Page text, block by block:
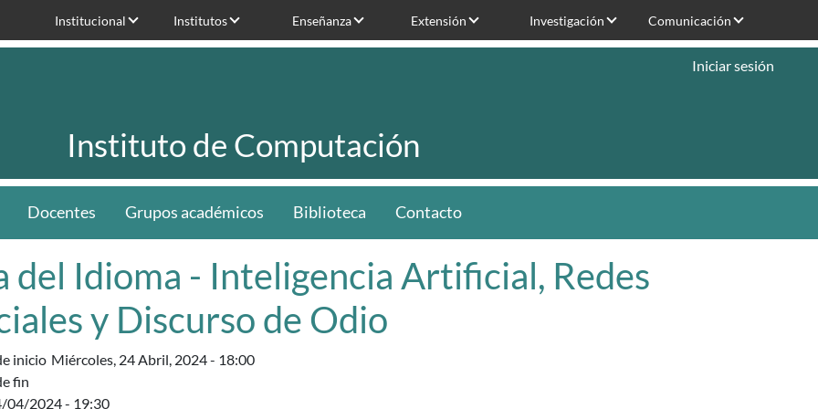
Institucional Institutos Enseñanza Extensión Investigación Comunicación
Instituto de Computación
Iniciar sesión
Docentes Grupos académicos Biblioteca Contacto
del Idioma - Inteligencia Artificial, Redes
y Discurso de Odio
inicio Miércoles, 24 Abril, 2024 - 18:00
fin
04/2024 - 19:30